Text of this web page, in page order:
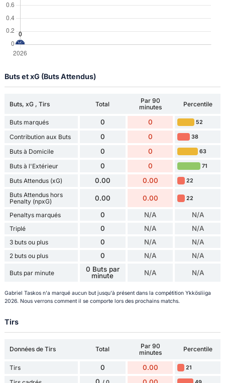
Buts et xG (Buts Attendus)
Buts, xG , Tirs Total
Par 90
minutes
Percentile
Buts marqués 0 0 52
Contribution aux Buts 0 0 38
Buts à Domicile 0 0 63
Buts à l'Extérieur 0 0 71
Buts Attendus (xG) 0.00 0.00 22
Buts Attendus hors
Penalty (npxG)
0.00 0.00 22
Penaltys marqués 0 N/A N/A
Triplé 0 N/A N/A
3 buts ou plus 0 N/A N/A
2 buts ou plus 0 N/A N/A
Buts par minute
0 Buts par
minute
N/A N/A
Gabriel Taskos n'a marqué aucun but jusqu'à présent dans la compétition Ykkösliiga
2026. Nous verrons comment il se comporte lors des prochains matchs.
Tirs
Données de Tirs Total
Par 90
minutes
Percentile
Tirs 0 0.00 21